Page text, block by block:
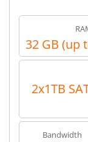
32 GB (up
2x1TB
Bandwidth